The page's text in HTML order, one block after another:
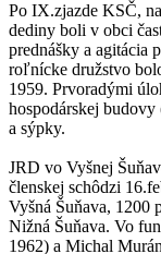
Po IX.zjazde KSČ,
dediny boli v obci
prednášky a agitácia
roľnícke družstvo
1959. Prvoradými
hospodárskej
a sýpky.
JRD vo Vyšnej
členskej schôdzi
Vyšná Šuňava, 1200
Nižná Šuňava. Vo
1962) a Michal